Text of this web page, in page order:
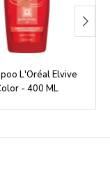
L'Oréal Elvive
- 400 ML